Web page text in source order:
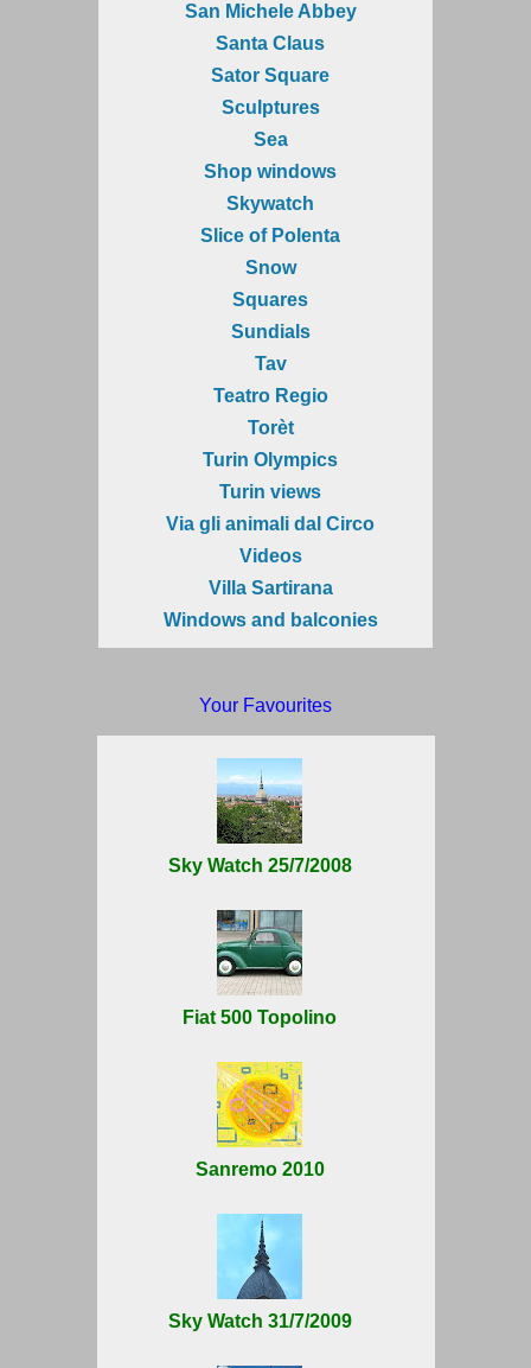
San Michele Abbey
Santa Claus
Sator Square
Sculptures
Sea
Shop windows
Skywatch
Slice of Polenta
Snow
Squares
Sundials
Tav
Teatro Regio
Torèt
Turin Olympics
Turin views
Via gli animali dal Circo
Videos
Villa Sartirana
Windows and balconies
Your Favourites
Sky Watch 25/7/2008
Fiat 500 Topolino
Sanremo 2010
Sky Watch 31/7/2009